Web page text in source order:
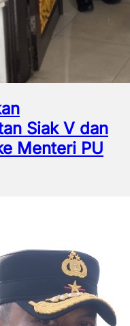
Siak V dan
Menteri PU